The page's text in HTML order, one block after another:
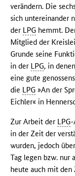
verändern. Die
sich untereinander
der LPG hemmt.
Mitglied der
Grunde seine
in der LPG, in
eine gute
die LPG »An der
Eichler« in
Zur Arbeit der LPG-
in der Zeit der
wurden, jedoch
Tag legen bzw. nur
heute auch mit den